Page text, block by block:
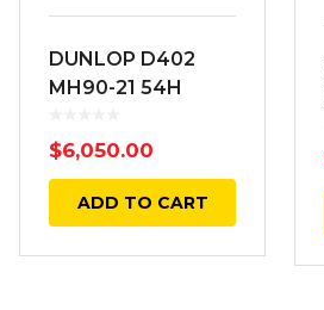
DUNLOP D402
MH90-21 54H
NEGRA BIAS TL
$6,050.00
ADD TO CART